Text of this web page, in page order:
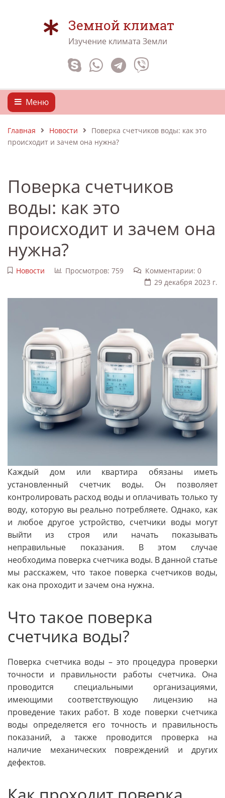
Земной климат
Изучение климата Земли
Меню
Главная Новости
Поверка счетчиков воды: как это
происходит и зачем она нужна?
Поверка счетчиков
воды: как это
происходит и зачем она
нужна?
Новости Просмотров: 759
Комментарии: 0
29 декабря 2023 г.
Каждый дом или квартира обязаны иметь
установленный счетчик воды. Он позволяет
контролировать расход воды и оплачивать только ту
воду, которую вы реально потребляете. Однако, как
и любое другое устройство, счетчики воды могут
выйти из строя или начать показывать
неправильные показания. В этом случае
необходима поверка счетчика воды. В данной статье
мы расскажем, что такое поверка счетчиков воды,
как она проходит и зачем она нужна.
Что такое поверка
счетчика воды?
Поверка счетчика воды – это процедура проверки
точности и правильности работы счетчика. Она
проводится специальными организациями,
имеющими соответствующую лицензию на
проведение таких работ. В ходе поверки счетчика
воды определяется его точность и правильность
показаний, а также проводится проверка на
наличие механических повреждений и других
дефектов.